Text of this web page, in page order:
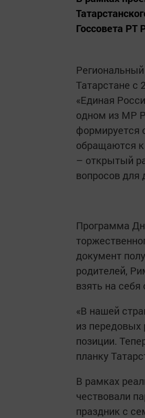
Госсовета РТ
Татарстане с
«Единая
одном из МР
формируется
обращаются
– открытый
вопросов для
Программа
документ
родителей,
взять на
«В нашей
из передовых
позиции.
планку
В рамках
чествовали
праздник с